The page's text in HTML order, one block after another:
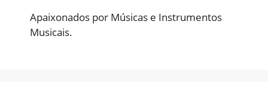
Apaixonados por Músicas e Instrumentos
Musicais.